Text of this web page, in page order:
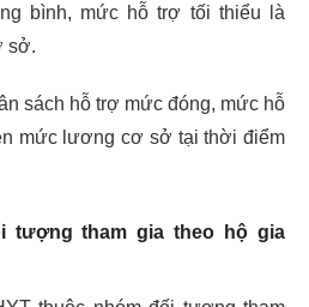
bình, mức hỗ trợ tối thiểu là
sở.
sách hỗ trợ mức đóng, mức hỗ
mức lương cơ sở tại thời điểm
tượng tham gia theo hộ gia